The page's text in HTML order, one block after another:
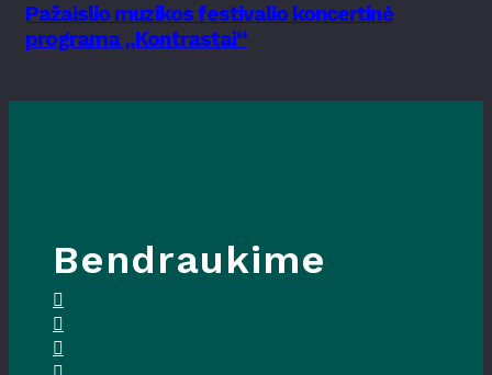
Pažaislio muzikos festivalio koncertinė
programa „Kontrastai“
Bendraukime